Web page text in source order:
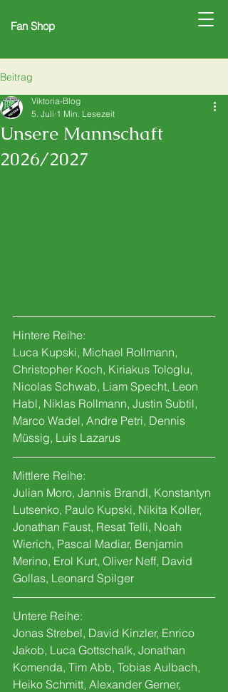
Fan Shop
Beitrag
Unsere Mannschaft
2026/2027
Viktoria-Blog
5. Juli 1 Min. Lesezeit
Hintere Reihe:
Luca Kupski, Michael Rollmann,
Christopher Koch, Kiriakus Tologlu,
Nicolas Schwab, Liam Specht, Leon
Habl, Niklas Rollmann, Justin Subtil,
Marco Wadel, Andre Petri, Dennis
Müssig, Luis Lazarus
Mittlere Reihe:
Julian Moro, Jannis Brandl, Konstantyn
Lutsenko, Paulo Kupski, Nikita Koller,
Jonathan Faust, Resat Telli, Noah
Wierich, Pascal Madiar, Benjamin
Merino, Erol Kurt, Oliver Neff, David
Gollas, Leonard Spilger
Untere Reihe:
Jonas Strebel, David Kinzler, Enrico
Jakob, Luca Gottschalk, Jonathan
Komenda, Tim Abb, Tobias Aulbach,
Heiko Schmitt, Alexander Gerner,